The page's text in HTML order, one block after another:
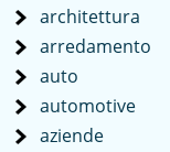
architettura
arredamento
auto
automotive
aziende